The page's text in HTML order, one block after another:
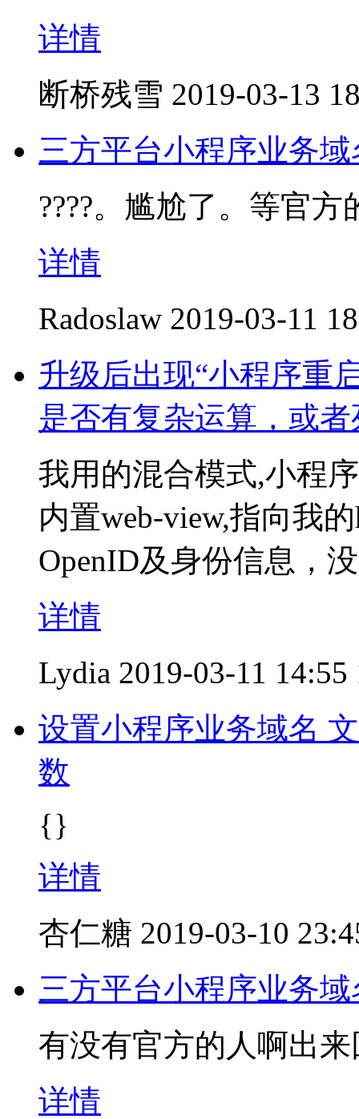
详情
断桥残雪 2019-03-13
三方平台小程序业务
????。尴尬了。等官
详情
Radoslaw 2019-03-11
升级后出现“小程序重
是否有复杂运算，或者
我用的混合模式,小程
内置web-view,指向我
OpenID及身份信息，
详情
Lydia 2019-03-11 14:55
设置小程序业务域名
数
{}
详情
杏仁糖 2019-03-10
三方平台小程序业务
有没有官方的人啊出
详情